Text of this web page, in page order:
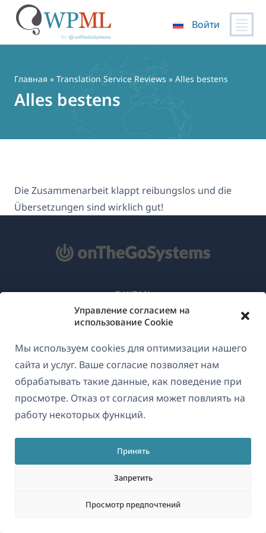
Управление согласием на
использование Cookie
Мы используем cookies для оптимизации нашего
сайта и услуг. Ваше согласие позволяет нам
обрабатывать такие данные, как поведение при
просмотре. Отказ от согласия может повлиять на
работу некоторых функций.
Принять
Запретить
Просмотр предпочтений
содержимому
Войти
Главная » Translation Service Reviews » Alles bestens
Alles bestens
Die Zusammenarbeit klappt reibungslos und die
Übersetzungen sind wirklich gut!
© 2026OnTheGoSystems Limited
новом
Русский
О WPML
GDPR и политика конфиденциальности
в
новом
окне)
(открывается
новом
окне)
(открывается
новом
окне)
(открывается
новом
окне)